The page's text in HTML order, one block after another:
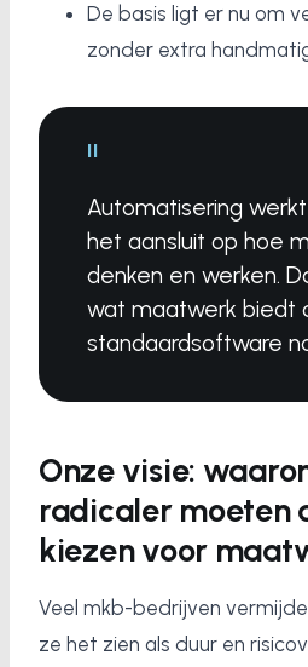
De basis ligt er nu om
zonder extra
"
Automatisering
het aansluit op hoe
denken en werken.
wat maatwerk biedt
standaardsoftware
Onze visie:
radicaler moeten
kiezen voor
Veel mkb-bedrijven
ze het zien als duur en